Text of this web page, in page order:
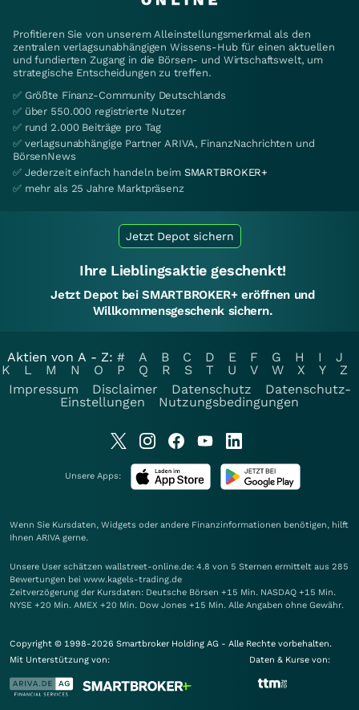
Profitieren Sie von unserem Alleinstellungsmerkmal als den
zentralen verlagsunabhängigen Wissens-Hub für einen aktuellen
und fundierten Zugang in die Börsen- und Wirtschaftswelt, um
strategische Entscheidungen zu treffen.
✅ Größte Finanz-Community Deutschlands
✅ über 550.000 registrierte Nutzer
✅ rund 2.000 Beiträge pro Tag
✅ verlagsunabhängige Partner ARIVA, FinanzNachrichten und
BörsenNews
✅ Jederzeit einfach handeln beim SMARTBROKER+
✅ mehr als 25 Jahre Marktpräsenz
Jetzt Depot sichern
Ihre Lieblingsaktie geschenkt!
Jetzt Depot bei SMARTBROKER+ eröffnen und
Willkommensgeschenk sichern.
Aktien von A - Z: # A B C D E F G H I
J
K
L M N O P Q R S T U V W X Y
Z
Impressum
Disclaimer Datenschutz
Datenschutz-
Einstellungen
Nutzungsbedingungen
Unsere Apps:
Wenn Sie Kursdaten, Widgets oder andere Finanzinformationen benötigen, hilft
Ihnen ARIVA gerne.
Unsere User schätzen wallstreet-online.de: 4.8 von 5 Sternen ermittelt aus 285
Bewertungen bei www.kagels-trading.de
Zeitverzögerung der Kursdaten: Deutsche Börsen +15 Min. NASDAQ +15 Min.
NYSE +20 Min. AMEX +20 Min. Dow Jones +15 Min. Alle Angaben ohne Gewähr.
Copyright © 1998-2026 Smartbroker Holding AG - Alle Rechte vorbehalten.
Mit Unterstützung von:
Daten & Kurse von: